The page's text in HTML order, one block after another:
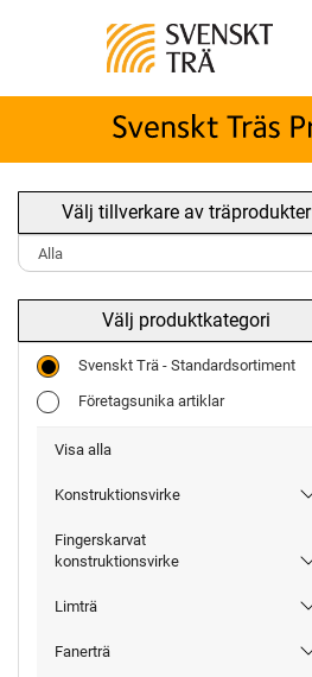
Välj tillverkare av träprodukter
Välj produktkategori
Svenskt Trä - Standardsortiment
Företagsunika artiklar
Visa alla
Konstruktionsvirke
Fingerskarvat
konstruktionsvirke
Limträ
Fanerträ